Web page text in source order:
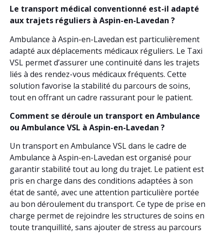
Le transport médical conventionné est-il adapté
aux trajets réguliers à Aspin-en-Lavedan ?
Ambulance à Aspin-en-Lavedan est particulièrement
adapté aux déplacements médicaux réguliers. Le Taxi
VSL permet d’assurer une continuité dans les trajets
liés à des rendez-vous médicaux fréquents. Cette
solution favorise la stabilité du parcours de soins,
tout en offrant un cadre rassurant pour le patient.
Comment se déroule un transport en Ambulance
ou Ambulance VSL à Aspin-en-Lavedan ?
Un transport en Ambulance VSL dans le cadre de
Ambulance à Aspin-en-Lavedan est organisé pour
garantir stabilité tout au long du trajet. Le patient est
pris en charge dans des conditions adaptées à son
état de santé, avec une attention particulière portée
au bon déroulement du transport. Ce type de prise en
charge permet de rejoindre les structures de soins en
toute tranquillité, sans ajouter de stress au parcours